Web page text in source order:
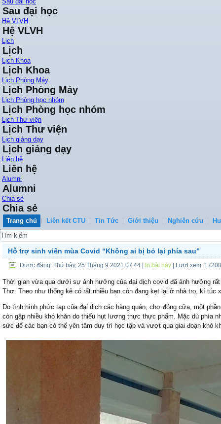
Sau đại học
Hệ VLVH
Hệ VLVH
Lịch
Lịch
Lịch Khoa
Lịch Khoa
Lịch Phòng Máy
Lịch Phòng Máy
Lịch Phòng học nhóm
Lịch Phòng học nhóm
Lịch Thư viện
Lịch Thư viện
Lịch giảng dạy
Lịch giảng dạy
Liên hệ
Liên hệ
Alumni
Alumni
Chia sẻ
Chia sẻ
Trang chủ Liên kết CTU Tin Tức Giới thiệu Nghiên cứu
0
Hỗ trợ sinh viên mùa Covid “Không ai bị bỏ lại phía sau”
Được đăng: Thứ bảy, 25 Tháng 9 2021 07:44 In bài này | Lượt xem:
Thời gian vừa qua dưới sự ảnh hưởng của đại dịch covid đã ảnh hưởng
Thơ. Theo như thống kê có rất nhiều bạn còn đang kẹt lại ở nhà trọ, kí túc
Do tình hình phức tạp của đại dịch các hàng quán, chợ đóng cửa, một
còn gặp nhiều khó khăn do thiếu hụt lương thực thực phẩm. Mặc dù phía
sức để các bạn có thể yên tâm duy trì học tập và vượt qua giai đoạn khó